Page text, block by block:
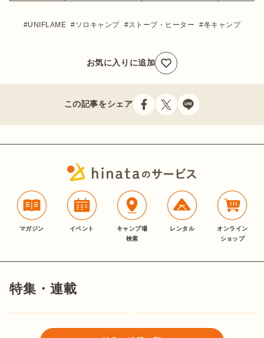
UNIFLAME ソロキャンプ ストーブ・ヒーター 冬キャンプ
お気に入りに追加
この記事をシェア
マガジン イベント
キャンプ場
検索
レンタル
オンライン
ショップ
特集・連載